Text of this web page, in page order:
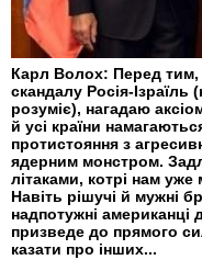
Карл Волох: Перед тим,
скандалу Росія-Ізраїль
розуміє), нагадаю
й усі країни
протистояння з
ядерним монстром.
літаками, котрі нам
Навіть рішучі й мужні
надпотужні
призведе до прямого
казати про інших...